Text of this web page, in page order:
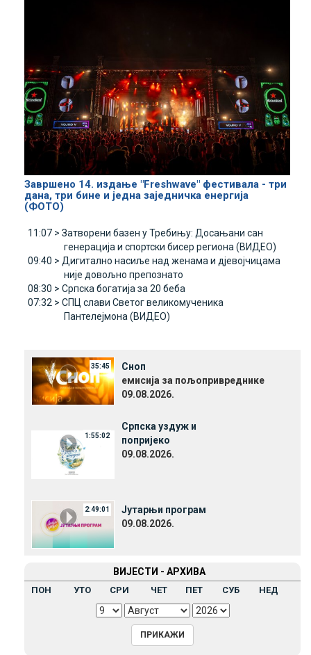
Завршено 14. издање "Freshwave" фестивала - три
дана, три бине и једна заједничка енергија
(ФОТО)
11:07 > Затворени базен у Требињу: Досањани сан
генерација и спортски бисер региона (ВИДЕО)
09:40 > Дигитално насиље над женама и дјевојчицама
није довољно препознато
08:30 > Српска богатија за 20 беба
07:32 > СПЦ слави Светог великомученика
Пантелејмона (ВИДЕО)
35:45
Сноп
емисија за пољопривреднике
09.08.2026.
1:55:02
Српска уздуж и
попријеко
09.08.2026.
2:49:01
Јутарњи програм
09.08.2026.
ВИЈЕСТИ - АРХИВА
ПОН УТО СРИ ЧЕТ ПЕТ СУБ НЕД